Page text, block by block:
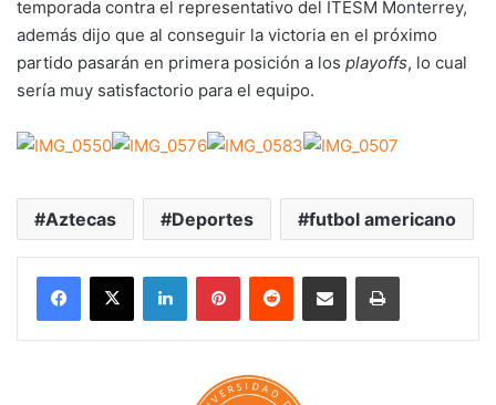
temporada contra el representativo del ITESM Monterrey,
además dijo que al conseguir la victoria en el próximo
partido pasarán en primera posición a los playoffs, lo cual
sería muy satisfactorio para el equipo.
Aztecas Deportes futbol americano
LinkedInPinterestReddit Share via Email Print